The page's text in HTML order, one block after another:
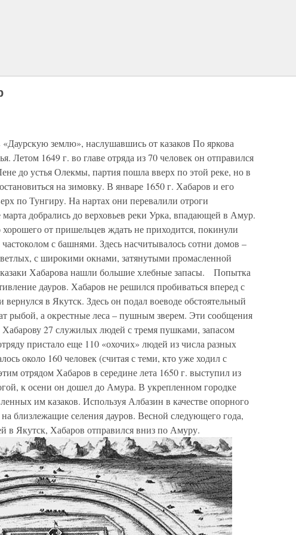
землю», наслушавшись от казаков По яркова
Летом 1649 г. во главе отряда из 70 человек он отправился
до устья Олекмы, партия пошла вверх по этой реке, но в
на зимовку. В январе 1650 г. Хабаров и его
по Тунгиру. На нартах они перевалили отроги
добрались до верховьев реки Урка, впадающей в Амур.
от пришельцев ждать не приходится, покинули
с башнями. Здесь насчитывалось сотни домов –
с широкими окнами, затянутыми промасленной
Хабарова нашли большие хлебные запасы. Попытка
дауров. Хабаров не решился пробиваться вперед с
в Якутск. Здесь он подал воеводе обстоятельный
рыбой, а окрестные леса – пушным зверем. Эти сообщения
Хабарову 27 служилых людей с тремя пушками, запасом
пристало еще 110 «охочих» людей из числа разных
около 160 человек (считая с теми, кто уже ходил с
отрядом Хабаров в середине лета 1650 г. выступил из
к осени он дошел до Амура. В укрепленном городке
им казаков. Используя Албазин в качестве опорного
близлежащие селения дауров. Весной следующего года,
в Якутск, Хабаров отправился вниз по Амуру.